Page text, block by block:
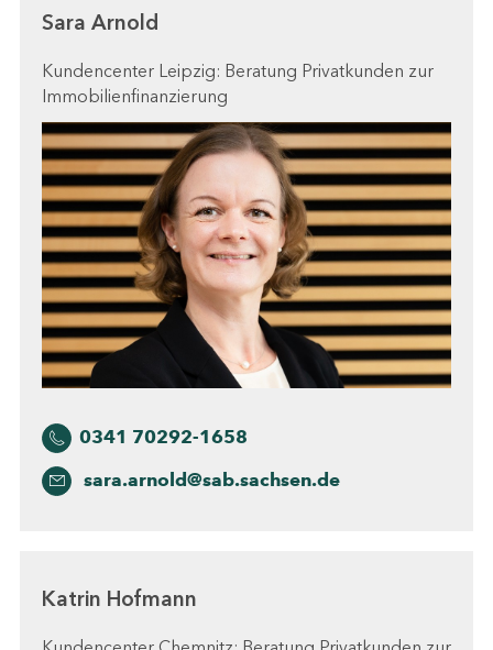
Sara Arnold
Kundencenter Leipzig: Beratung Privatkunden zur
Immobilienfinanzierung
0341 70292-1658
sara.arnold@sab.sachsen.de
Katrin Hofmann